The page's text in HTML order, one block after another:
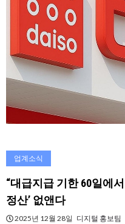
업계소식
“대급지급 기한 60일에
정산’ 없앤다
2025년 12월 28일 디지털 홍보팀